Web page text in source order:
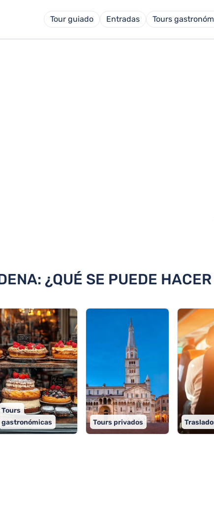
Tour guiado Entradas Tours
¿QUÉ SE PUEDE
Tours
gastronómicas
Tours privados